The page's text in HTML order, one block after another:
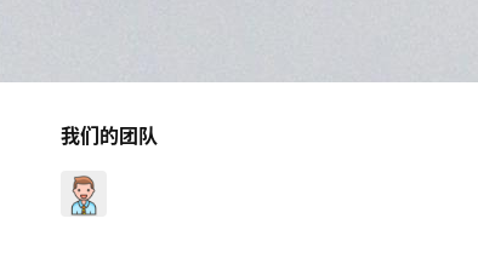
我们的团队